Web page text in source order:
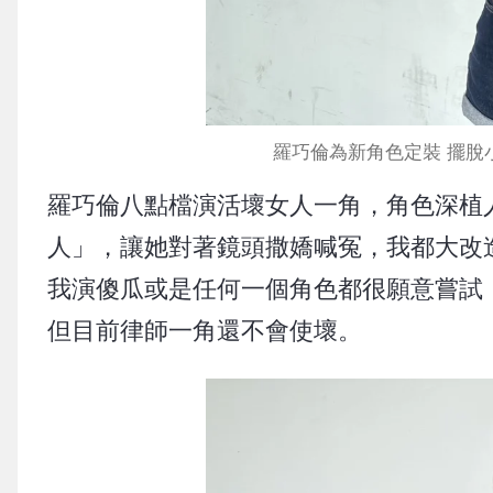
羅巧倫為新角色定裝 擺
羅巧倫八點檔演活壞女人一角，角色深
人」，讓她對著鏡頭撒嬌喊冤，我都大
我演傻瓜或是任何一個角色都很願意嘗
但目前律師一角還不會使壞。